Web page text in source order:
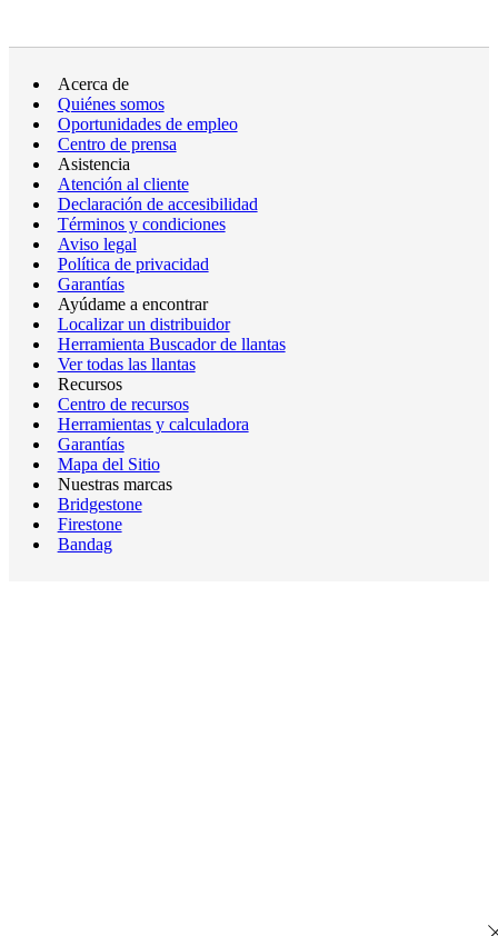
Acerca de
Quiénes somos
Oportunidades de empleo
Centro de prensa
Asistencia
Atención al cliente
Declaración de accesibilidad
Términos y condiciones
Aviso legal
Política de privacidad
Garantías
Ayúdame a encontrar
Localizar un distribuidor
Herramienta Buscador de llantas
Ver todas las llantas
Recursos
Centro de recursos
Herramientas y calculadora
Garantías
Mapa del Sitio
Nuestras marcas
Bridgestone
Firestone
Bandag